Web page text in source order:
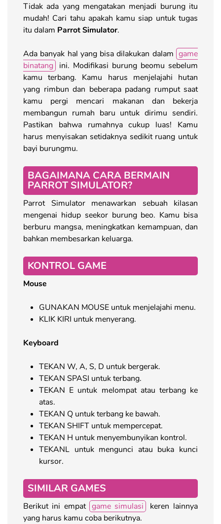
Tidak ada yang mengatakan menjadi burung itu
mudah! Cari tahu apakah kamu siap untuk tugas
itu dalam Parrot Simulator.
Ada banyak hal yang bisa dilakukan dalam game
binatang ini. Modifikasi burung beomu sebelum
kamu terbang. Kamu harus menjelajahi hutan
yang rimbun dan beberapa padang rumput saat
kamu pergi mencari makanan dan bekerja
membangun rumah baru untuk dirimu sendiri.
Pastikan bahwa rumahnya cukup luas! Kamu
harus menyisakan setidaknya sedikit ruang untuk
bayi burungmu.
BAGAIMANA CARA BERMAIN
PARROT SIMULATOR?
Parrot Simulator menawarkan sebuah kilasan
mengenai hidup seekor burung beo. Kamu bisa
berburu mangsa, meningkatkan kemampuan, dan
bahkan membesarkan keluarga.
KONTROL GAME
Mouse
GUNAKAN MOUSE untuk menjelajahi menu.
KLIK KIRI untuk menyerang.
Keyboard
TEKAN W, A, S, D untuk bergerak.
TEKAN SPASI untuk terbang.
TEKAN E untuk melompat atau terbang ke
atas.
TEKAN Q untuk terbang ke bawah.
TEKAN SHIFT untuk mempercepat.
TEKAN H untuk menyembunyikan kontrol.
TEKANL untuk mengunci atau buka kunci
kursor.
SIMILAR GAMES
Berikut ini empat game simulasi
keren lainnya
yang harus kamu coba berikutnya.